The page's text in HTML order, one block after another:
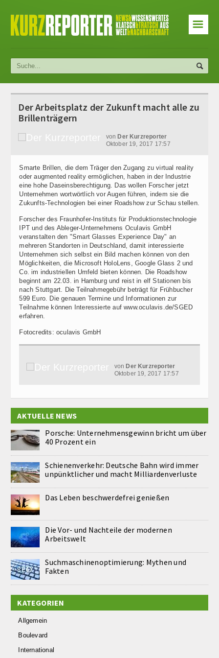
☰
Der Arbeitsplatz der Zukunft macht alle zu
Brillenträgern
von Der Kurzreporter
Oktober 19, 2017 17:57
Smarte Brillen, die dem Träger den Zugang zu virtual reality
oder augmented reality ermöglichen, haben in der Industrie
eine hohe Daseinsberechtigung. Das wollen Forscher jetzt
Unternehmen wortwörtlich vor Augen führen, indem sie die
Zukunfts-Technologien bei einer Roadshow zur Schau stellen.
Forscher des Fraunhofer-Instituts für Produktionstechnologie
IPT und des Ableger-Unternehmens Oculavis GmbH
veranstalten den "Smart Glasses Experience Day" an
mehreren Standorten in Deutschland, damit interessierte
Unternehmen sich selbst ein Bild machen können von den
Möglichkeiten, die Microsoft HoloLens, Google Glass 2 und
Co. im industriellen Umfeld bieten können. Die Roadshow
beginnt am 22.03. in Hamburg und reist in elf Stationen bis
nach Stuttgart. Die Teilnahmegebühr beträgt für Frühbucher
599 Euro. Die genauen Termine und Informationen zur
Teilnahme können Interessierte auf www.oculavis.de/SGED
erfahren.
Fotocredits: oculavis GmbH
von Der Kurzreporter
Oktober 19, 2017 17:57
AKTUELLE NEWS
Porsche: Unternehmensgewinn bricht um über
40 Prozent ein
Schienenverkehr: Deutsche Bahn wird immer
unpünktlicher und macht Milliardenverluste
Das Leben beschwerdefrei genießen
Die Vor- und Nachteile der modernen
Arbeitswelt
Suchmaschinenoptimierung: Mythen und
Fakten
KATEGORIEN
Allgemein
Boulevard
International